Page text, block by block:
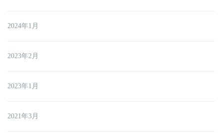
2024年1月
2023年2月
2023年1月
2021年3月